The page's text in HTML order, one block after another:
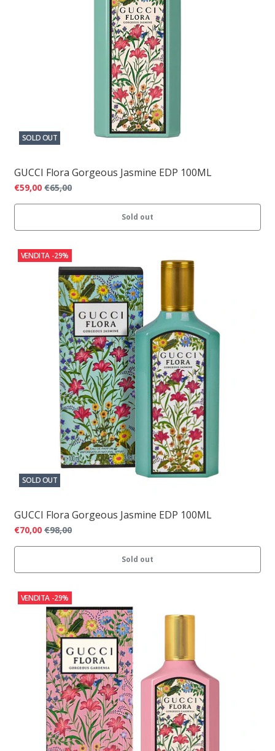
SOLD OUT
GUCCI Flora Gorgeous Jasmine EDP 100ML
€59,00 €65,00
Sold out
VENDITA -29%
SOLD OUT
GUCCI Flora Gorgeous Jasmine EDP 100ML
€70,00 €98,00
Sold out
VENDITA -29%